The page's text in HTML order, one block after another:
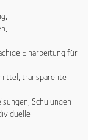
Einarbeitung für
transparente
Schulungen